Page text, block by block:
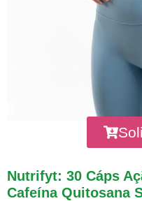
Nutrifyt: 30 Cáps
Cafeína Quitosana